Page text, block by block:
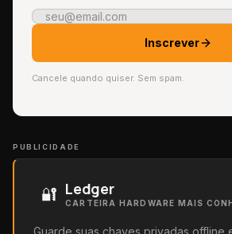
Inscrever
Cancele quando quiser. Sem spam.
PUBLICIDADE
🔐 Ledger
Guarde suas chaves privadas offline